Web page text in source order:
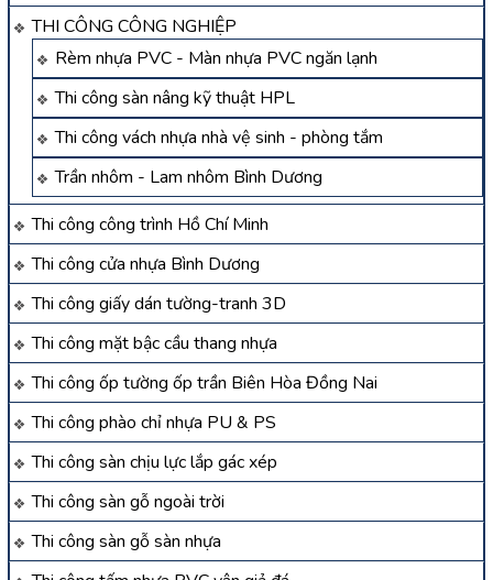
THI CÔNG CÔNG NGHIỆP
Rèm nhựa PVC - Màn nhựa PVC ngăn lạnh
Thi công sàn nâng kỹ thuật HPL
Thi công vách nhựa nhà vệ sinh - phòng tắm
Trần nhôm - Lam nhôm Bình Dương
Thi công công trình Hồ Chí Minh
Thi công cửa nhựa Bình Dương
Thi công giấy dán tường-tranh 3D
Thi công mặt bậc cầu thang nhựa
Thi công ốp tường ốp trần Biên Hòa Đồng Nai
Thi công phào chỉ nhựa PU & PS
Thi công sàn chịu lực lắp gác xép
Thi công sàn gỗ ngoài trời
Thi công sàn gỗ sàn nhựa